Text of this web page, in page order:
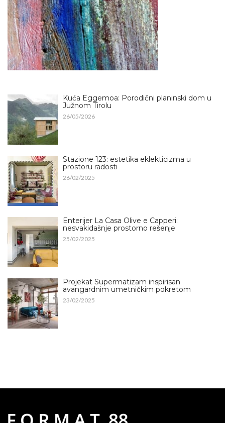
Kuća Eggemoa: Porodični planinski dom u
Južnom Tirolu
26/05/2026
Stazione 123: estetika eklekticizma u
prostoru radosti
26/02/2025
Enterijer La Casa Olive e Capperi:
nesvakidašnje prostorno rešenje
25/02/2025
Projekat Supermatizam inspirisan
avangardnim umetničkim pokretom
23/02/2025